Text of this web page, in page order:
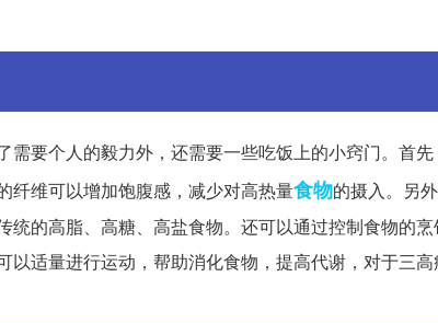
要个人的毅力外，还需要一些吃饭上的小窍门。首
纤维可以增加饱腹感，减少对高热量食物的摄入。另
的高脂、高糖、高盐食物。还可以通过控制食物的
适量进行运动，帮助消化食物，提高代谢，对于三